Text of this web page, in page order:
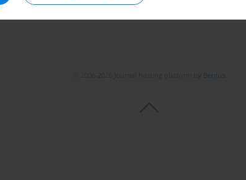
Bentus